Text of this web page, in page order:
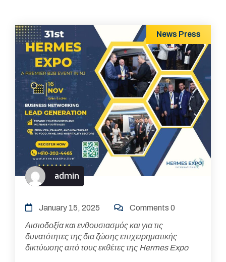
News Press
admin
January 15, 2025 Comments 0
Αισιοδοξία και ενθουσιασμός και για τις
δυνατότητες της δια ζώσης επιχειρηματικής
δικτύωσης από τους εκθέτες της Hermes Expo